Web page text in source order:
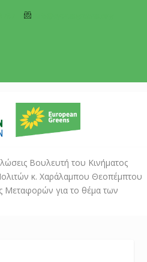
Βουλευτή του Κινήματος
κ. Χαράλαμπου Θεοπέμπτου
Μεταφορών για το θέμα των